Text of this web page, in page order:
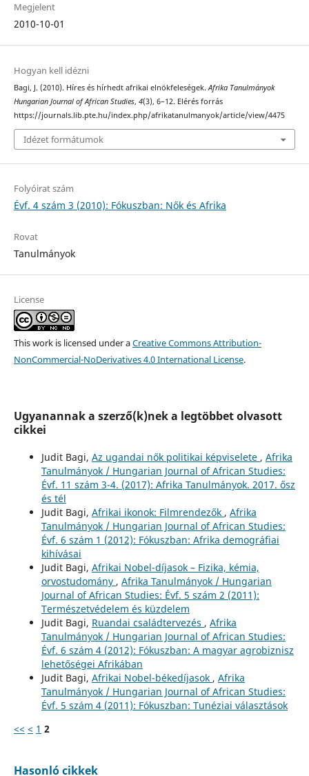
Megjelent
2010-10-01
Hogyan kell idézni
Bagi, J. (2010). Híres és hírhedt afrikai elnökfeleségek. Afrika Tanulmányok
Hungarian Journal of African Studies, 4(3), 6–12. Elérés forrás
https://journals.lib.pte.hu/index.php/afrikatanulmanyok/article/view/4475
Idézet formátumok
Folyóirat szám
Évf. 4 szám 3 (2010): Fókuszban: Nők és Afrika
Rovat
Tanulmányok
License
This work is licensed under aCreative Commons Attribution-
NonCommercial-NoDerivatives 4.0 International License.
Ugyanannak a szerző(k)nek a legtöbbet olvasott
cikkei
Judit Bagi, Az ugandai nők politikai képviselete , Afrika
Tanulmányok / Hungarian Journal of African Studies:
Évf. 11 szám 3-4. (2017): Afrika Tanulmányok. 2017. ősz
és tél
Judit Bagi, Afrikai ikonok: Filmrendezők , Afrika
Tanulmányok / Hungarian Journal of African Studies:
Évf. 6 szám 1 (2012): Fókuszban: Afrika demográfiai
kihívásai
Judit Bagi, Afrikai Nobel-díjasok – Fizika, kémia,
orvostudomány , Afrika Tanulmányok / Hungarian
Journal of African Studies: Évf. 5 szám 2 (2011):
Természetvédelem és küzdelem
Judit Bagi, Ruandai családtervezés , Afrika
Tanulmányok / Hungarian Journal of African Studies:
Évf. 6 szám 4 (2012): Fókuszban: A magyar agrobiznisz
lehetőségei Afrikában
Judit Bagi, Afrikai Nobel-békedíjasok , Afrika
Tanulmányok / Hungarian Journal of African Studies:
Évf. 5 szám 4 (2011): Fókuszban: Tunéziai választások
<< < 1 2
Hasonló cikkek